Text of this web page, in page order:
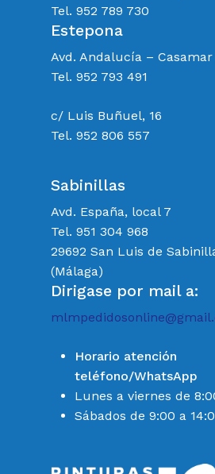
Tel. 952 789 730
Estepona
Avd. Andalucía – Casamar
Tel. 952 793 491
c/ Luis Buñuel, 16
Tel. 952 806 557
Sabinillas
Avd. España, local 7
Tel. 951 304 968
29692 San Luis de
(Málaga)
Dirigase por mail a:
Horario atención
teléfono/WhatsApp
Lunes a viernes de
Sábados de 9:00 a